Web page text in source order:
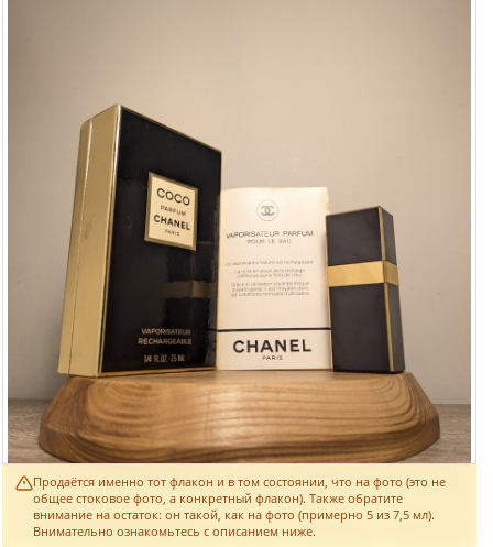
Продаётся именно тот флакон и в том состоянии, что на фото (это не
общее стоковое фото, а конкретный флакон). Также обратите
внимание на остаток: он такой, как на фото (примерно 5 из 7,5 мл).
Внимательно ознакомьтесь с описанием ниже.